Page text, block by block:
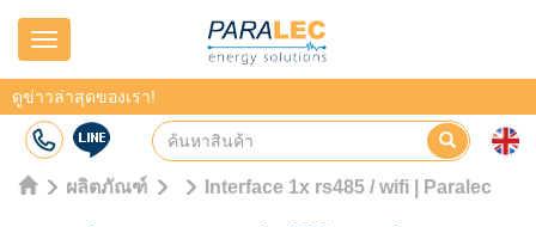
Navigation
ดูข่าวล่าสุดของเรา!
ผลิตภัณฑ์ Interface 1x rs485 / wifi | Paralec